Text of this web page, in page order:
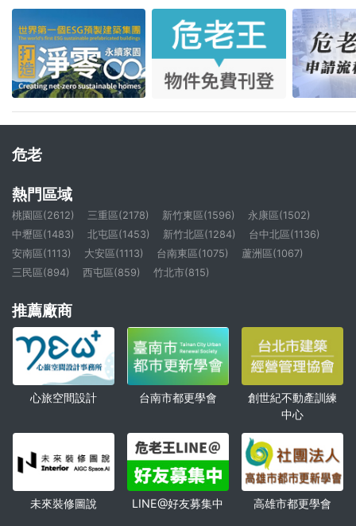
危老
熱門區域
桃園區(2612) 三重區(2178) 新竹東區(1596)
永康區(1502)
中壢區(1483)
北屯區(1453) 新竹北區(1284)
台中北區(1136)
安南區(1113)
大安區(1113) 台南東區(1075)
蘆洲區(1067)
三民區(894)
西屯區(859) 竹北市(815)
推薦廠商
心旅空間設計 台南市都更學會
創世紀不動產訓練
中心
未來裝修圖說 LINE@好友募集中 高雄市都更學會